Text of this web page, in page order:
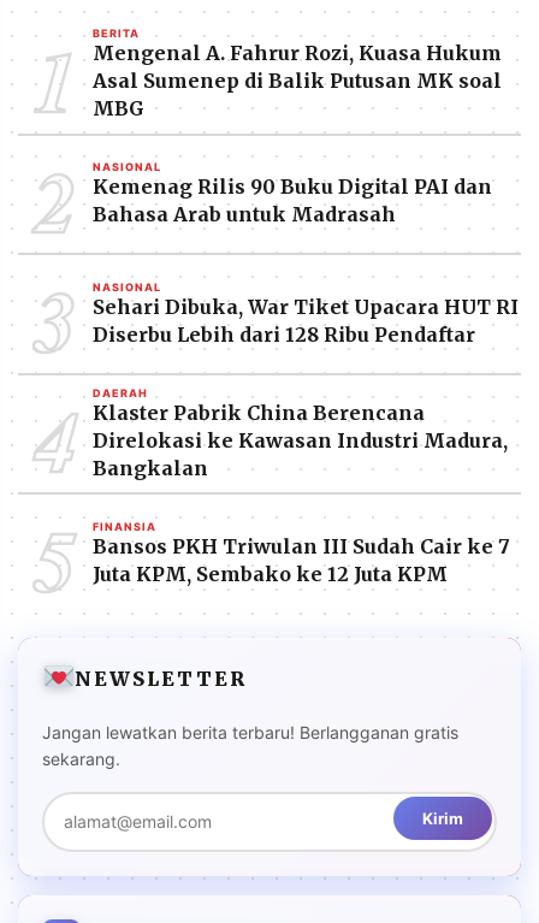
1 BERITA
Mengenal A. Fahrur Rozi, Kuasa Hukum
Asal Sumenep di Balik Putusan MK soal
MBG
2 NASIONAL
Kemenag Rilis 90 Buku Digital PAI dan
Bahasa Arab untuk Madrasah
3 NASIONAL
Sehari Dibuka, War Tiket Upacara HUT RI
Diserbu Lebih dari 128 Ribu Pendaftar
4 DAERAH
Klaster Pabrik China Berencana
Direlokasi ke Kawasan Industri Madura,
Bangkalan
5 FINANSIA
Bansos PKH Triwulan III Sudah Cair ke 7
Juta KPM, Sembako ke 12 Juta KPM
NEWSLETTER
Jangan lewatkan berita terbaru! Berlangganan gratis
sekarang.
Kirim